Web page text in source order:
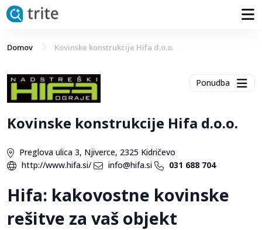
Domov Kovinske konstrukcije Hifa d.o.o.
Ponudba
Kovinske konstrukcije Hifa d.o.o.
Preglova ulica 3, Njiverce, 2325 Kidričevo
http://www.hifa.si/
info@hifa.si 031 688 704
Hifa: kakovostne kovinske
rešitve za vaš objekt